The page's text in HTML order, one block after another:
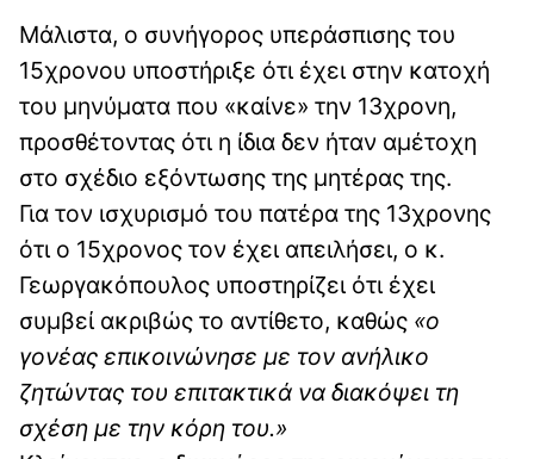
Μάλιστα, ο συνήγορος υπεράσπισης του
15χρονου υποστήριξε ότι έχει στην κατοχή
του μηνύματα που «καίνε» την 13χρονη,
προσθέτοντας ότι η ίδια δεν ήταν αμέτοχη
στο σχέδιο εξόντωσης της μητέρας της.
Για τον ισχυρισμό του πατέρα της 13χρονης
ότι ο 15χρονος τον έχει απειλήσει, ο κ.
Γεωργακόπουλος υποστηρίζει ότι έχει
συμβεί ακριβώς το αντίθετο, καθώς «ο
γονέας επικοινώνησε με τον ανήλικο
ζητώντας του επιτακτικά να διακόψει τη
σχέση με την κόρη του.»